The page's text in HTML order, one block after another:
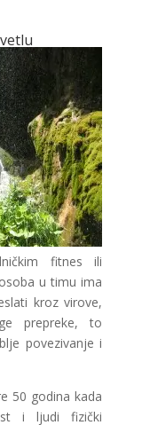
fitnes ili
u timu ima
kroz virove,
prepreke, to
povezivanje i
50 godina kada
i ljudi fizički